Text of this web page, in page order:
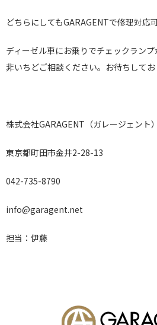
どちらにしてもGARAGENTで修理対応
ディーゼル車にお乗りでチェックラン
非いちどご相談ください。お待ちしてお
株式会社GARAGENT（ガレージェント）
東京都町田市金井2-28-13
042-735-8790
info@garagent.net
担当：伊藤